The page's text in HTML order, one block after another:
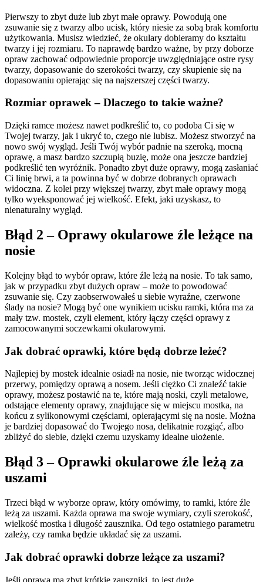
Pierwszy to zbyt duże lub zbyt małe oprawy. Powodują one
zsuwanie się z twarzy albo ucisk, który niesie za sobą brak komfortu
użytkowania. Musisz wiedzieć, że okulary dobieramy do kształtu
twarzy i jej rozmiaru. To naprawdę bardzo ważne, by przy doborze
opraw zachować odpowiednie proporcje uwzględniające ostre rysy
twarzy, dopasowanie do szerokości twarzy, czy skupienie się na
dopasowaniu opierając się na najszerszej części twarzy.
Rozmiar oprawek – Dlaczego to takie ważne?
Dzięki ramce możesz nawet podkreślić to, co podoba Ci się w
Twojej twarzy, jak i ukryć to, czego nie lubisz. Możesz stworzyć na
nowo swój wygląd. Jeśli Twój wybór padnie na szeroką, mocną
oprawę, a masz bardzo szczupłą buzię, może ona jeszcze bardziej
podkreślić ten wyróżnik. Ponadto zbyt duże oprawy, mogą zasłaniać
Ci linię brwi, a ta powinna być w dobrze dobranych oprawach
widoczna. Z kolei przy większej twarzy, zbyt małe oprawy mogą
tylko wyeksponować jej wielkość. Efekt, jaki uzyskasz, to
nienaturalny wygląd.
Błąd 2 – Oprawy okularowe źle leżące na
nosie
Kolejny błąd to wybór opraw, które źle leżą na nosie. To tak samo,
jak w przypadku zbyt dużych opraw – może to powodować
zsuwanie się. Czy zaobserwowałeś u siebie wyraźne, czerwone
ślady na nosie? Mogą być one wynikiem ucisku ramki, która ma za
mały tzw. mostek, czyli element, który łączy części oprawy z
zamocowanymi soczewkami okularowymi.
Jak dobrać oprawki, które będą dobrze leżeć?
Najlepiej by mostek idealnie osiadł na nosie, nie tworząc widocznej
przerwy, pomiędzy oprawą a nosem. Jeśli ciężko Ci znaleźć takie
oprawy, możesz postawić na te, które mają noski, czyli metalowe,
odstające elementy oprawy, znajdujące się w miejscu mostka, na
końcu z sylikonowymi częściami, opierającymi się na nosie. Można
je bardziej dopasować do Twojego nosa, delikatnie rozgiąć, albo
zbliżyć do siebie, dzięki czemu uzyskamy idealne ułożenie.
Błąd 3 – Oprawki okularowe źle leżą za
uszami
Trzeci błąd w wyborze opraw, który omówimy, to ramki, które źle
leżą za uszami. Każda oprawa ma swoje wymiary, czyli szerokość,
wielkość mostka i długość zausznika. Od tego ostatniego parametru
zależy, czy ramka będzie układać się za uszami.
Jak dobrać oprawki dobrze leżące za uszami?
Jeśli oprawa ma zbyt krótkie zauszniki, to jest duże